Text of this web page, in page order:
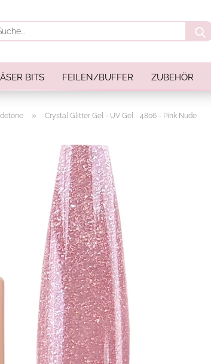
BITS FEILEN/BUFFER ZUBEHÖR
» Crystal Glitter Gel - UV Gel - 4806 - Pink Nude